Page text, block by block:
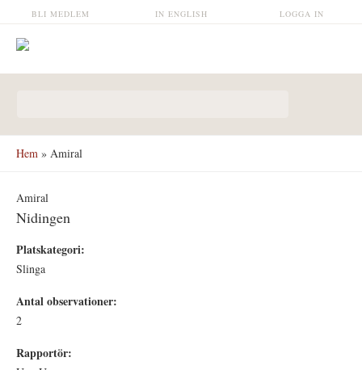
Hoppa till huvudinnehåll LOGGA IN
IN ENGLISH
BLI MEDLEM
Hem » Amiral
Amiral
Nidingen
Platskategori:
Slinga
Antal observationer:
2
Rapportör: